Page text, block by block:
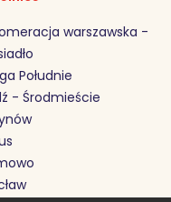
warszawska -
Południe
- Środmieście